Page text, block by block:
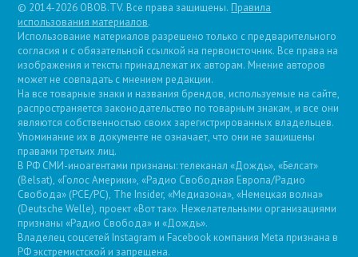
© 2014-2026 OBOB.TV. Все права защищены. Правила
использования материалов.
Использование материалов разрешено только с предварительного
согласия и с обязательной ссылкой на первоисточник. Все права на
изображения и тексты принадлежат их авторам. Мнение авторов
может не совпадать с мнением редакции.
На все товарные знаки и названия брендов, используемые на сайте,
распространяется законодательство по товарным знакам, и все они
являются собственностью своих зарегистрированных владельцев.
Упоминание их в документе не означает, что они не защищены
правами третьих лиц.
В РФ СМИ-иноагентами признаны: телеканал «Дождь», «Белсат»
(Belsat), «Голос Америки», «Радио Свободная Европа/Радио
Свобода» (PCE/PC), The Insider, «Медиазона», «Немецкая волна»
(Deutsche Welle), проект «Вот так». Нежелательными организациями
признаны «Радио Свобода» и «Дождь».
Владелец соцсетей Instagram и Facebook компания Metа признана в
РФ экстремистской и запрещена.